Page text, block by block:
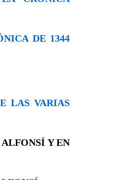
DE 1344
LAS VARIAS
Y EN